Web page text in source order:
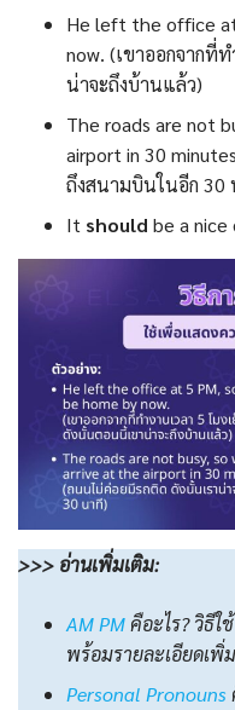
He left the office
now. (เขาออกจากที่
น่าจะถึงบ้านแล้ว)
The roads are not
airport in 30
ถึงสนามบินในอีก 30
It should be a
>>> อ่านเพิ่มเติม:
AM PMคือะไร? วิธีใ
พร้อมรายละเอียดเพิ่
Personal Pronouns